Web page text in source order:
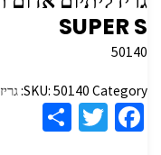
SUPER S
50140
SKU: 50140 Category: גריז
Fa
T